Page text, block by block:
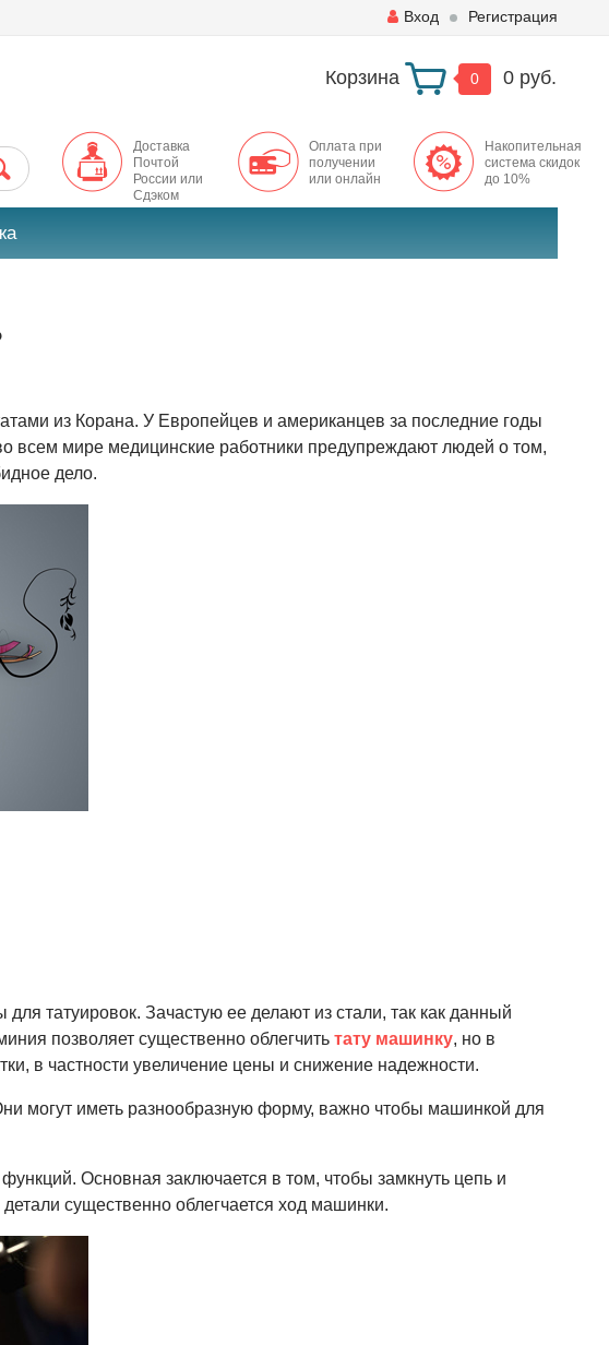
Вход Регистрация
Корзина 0 0 руб.
Доставка
Почтой
России или
Сдэком
Оплата при
получении
или онлайн
Накопительная
система скидок
до 10%
из Корана. У Европейцев и американцев за последние годы
всем мире медицинские работники предупреждают людей о том,
дело.
татуировок. Зачастую ее делают из стали, так как данный
позволяет существенно облегчить тату машинку, но в
в частности увеличение цены и снижение надежности.
могут иметь разнообразную форму, важно чтобы машинкой для
Основная заключается в том, чтобы замкнуть цепь и
существенно облегчается ход машинки.